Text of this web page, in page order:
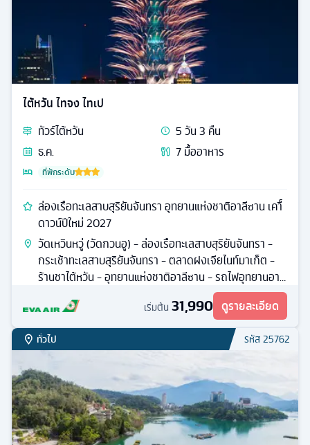
ไต้หวัน ไทจง ไทเป
ทัวร์ไต้หวัน 5วัน3 คืน
ธ.ค.
7มื้ออาหาร
ที่พักระดับ
ล่องเรือทะเลสาบสุริยันจันทรา อุทยานแห่งชาติอาลีซาน เคาื์
ดาวน์ปีใหม่ 2027
วัดเหวินหวู่ (วัดกวนอู) - ล่องเรือทะเลสาบสุริยันจันทรา -
กระเช้าทะเลสาบสุริยันจันทรา - ตลาดฝงเจียไนท์มาเก็ต -
ร้านชาไต้หวัน - อุทยานแห่งชาติอาลีซาน - รถไฟอุทยานอาลี
เริ่มต้น 31,990 ดูรายละเอียด
ทั่วไป รหัส25762